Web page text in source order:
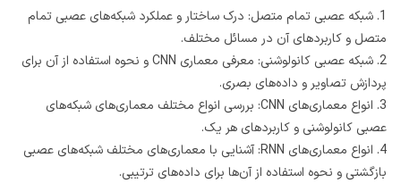
1. شبکه عصبی تمام متصل: درک ساختار و عملکرد شبکه‌های عصبی تمام
متصل و کاربردهای آن در مسائل مختلف.
2. شبکه عصبی کانولوشنی: معرفی معماری CNN و نحوه استفاده از آن برای
پردازش تصاویر و داده‌های بصری.
3. انواع معماری‌های CNN: بررسی انواع مختلف معماری‌های شبکه‌های
عصبی کانولوشنی و کاربردهای هر یک.
4. انواع معماری‌های RNN: آشنایی با معماری‌های مختلف شبکه‌های عصبی
بازگشتی و نحوه استفاده از آن‌ها برای داده‌های ترتیبی.